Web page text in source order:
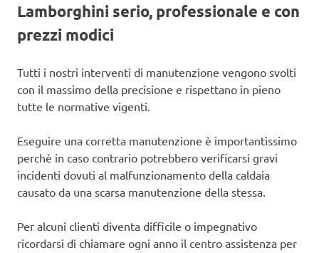
Lamborghini serio, professionale e con
prezzi modici
Tutti i nostri interventi di manutenzione vengono svolti
con il massimo della precisione e rispettano in pieno
tutte le normative vigenti.
Eseguire una corretta manutenzione è importantissimo
perchè in caso contrario potrebbero verificarsi gravi
incidenti dovuti al malfunzionamento della caldaia
causato da una scarsa manutenzione della stessa.
Per alcuni clienti diventa difficile o impegnativo
ricordarsi di chiamare ogni anno il centro assistenza per